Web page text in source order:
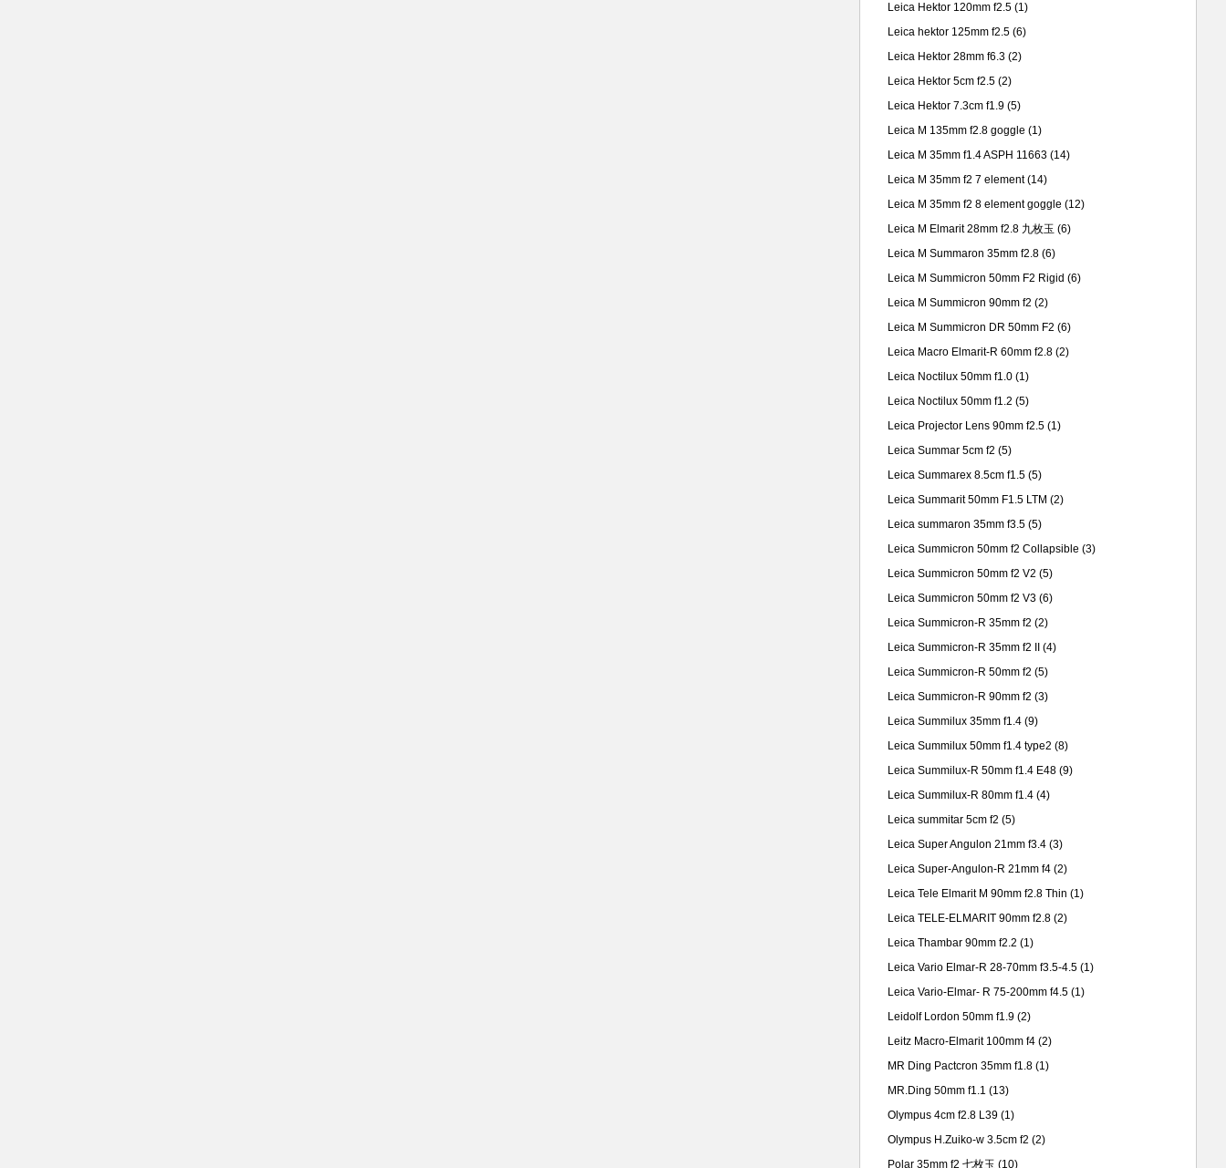
Leica Hektor 120mm f2.5 (1)
Leica hektor 125mm f2.5 (6)
Leica Hektor 28mm f6.3 (2)
Leica Hektor 5cm f2.5 (2)
Leica Hektor 7.3cm f1.9 (5)
Leica M 135mm f2.8 goggle (1)
Leica M 35mm f1.4 ASPH 11663 (14)
Leica M 35mm f2 7 element(14)
Leica M 35mm f2 8 element goggle (12)
Leica M Elmarit 28mm f2.8 九枚玉 (6)
Leica M Summaron 35mm f2.8 (6)
Leica M Summicron 50mm F2 Rigid (6)
Leica M Summicron 90mm f2 (2)
Leica M Summicron DR 50mm F2 (6)
Leica Macro Elmarit-R 60mm f2.8 (2)
Leica Noctilux 50mm f1.0 (1)
Leica Noctilux 50mm f1.2 (5)
Leica Projector Lens 90mm f2.5 (1)
Leica Summar 5cm f2 (5)
Leica Summarex 8.5cm f1.5 (5)
Leica Summarit 50mm F1.5 LTM (2)
Leica summaron 35mm f3.5 (5)
Leica Summicron 50mm f2 Collapsible (3)
Leica Summicron 50mm f2 V2 (5)
Leica Summicron 50mm f2 V3 (6)
Leica Summicron-R 35mm f2 (2)
Leica Summicron-R 35mm f2 II
(4)
Leica Summicron-R 50mm f2 (5)
Leica Summicron-R 90mm f2 (3)
Leica Summilux 35mm f1.4 (9)
Leica Summilux 50mm f1.4 type2 (8)
Leica Summilux-R 50mm f1.4 E48 (9)
Leica Summilux-R 80mm f1.4 (4)
Leica summitar 5cm f2 (5)
Leica Super Angulon 21mm f3.4 (3)
Leica Super-Angulon-R 21mm f4 (2)
Leica Tele Elmarit M 90mm f2.8 Thin (1)
Leica TELE-ELMARIT 90mm f2.8 (2)
Leica Thambar 90mm f2.2 (1)
Leica Vario Elmar-R 28-70mm f3.5-4.5 (1)
Leica Vario-Elmar- R 75-200mm f4.5 (1)
Leidolf Lordon 50mm f1.9 (2)
Leitz Macro-Elmarit 100mm f4 (2)
MR Ding Pactcron 35mm f1.8 (1)
MR.Ding 50mm f1.1 (13)
Olympus 4cm f2.8 L39 (1)
Olympus H.Zuiko-w 3.5cm f2 (2)
Polar 35mm f2 七枚玉 (10)